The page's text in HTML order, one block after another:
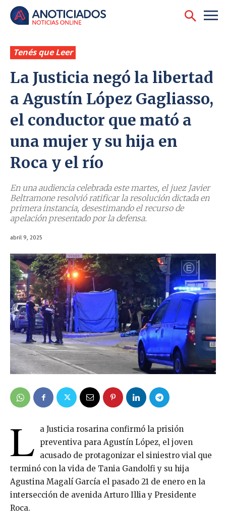
Tenés que Leer
La Justicia negó la libertad
a Agustín López Gagliasso,
el conductor que mató a
una mujer y su hija en
Roca y el río
En una audiencia celebrada este martes, el juez Javier
Beltramone resolvió ratificar la resolución dictada en
primera instancia, desestimando el recurso de
apelación presentado por la defensa.
abril 9, 2025
L
a Justicia rosarina confirmó la prisión
preventiva para Agustín López, el joven
acusado de protagonizar el siniestro vial que
terminó con la vida de Tania Gandolfi y su hija
Agustina Magalí García el pasado 21 de enero en la
intersección de avenida Arturo Illia y Presidente
Roca.